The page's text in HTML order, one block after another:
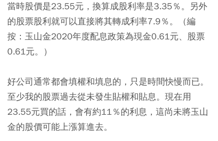
當時股價是23.55元，換算成股利率是3.35％。另外
的股票股利就可以直接將其轉成利率7.9％。（編
按：玉山金2020年度配息政策為現金0.61元、股票
0.61元。）
好公司通常都會填權和填息的，只是時間快慢而已。
至少我的股票過去從未發生貼權和貼息。現在用
23.55元買的話，會有約11％的利息，這尚未將玉山
金的股價可能上漲算進去。